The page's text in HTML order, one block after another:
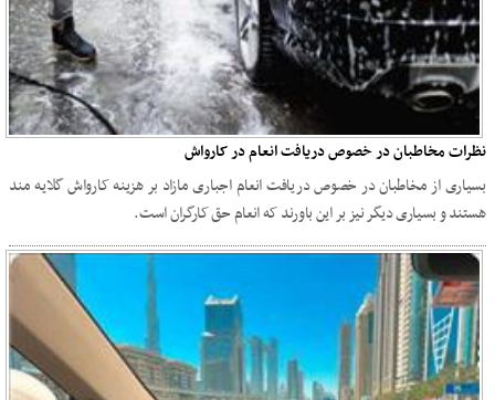
نظرات مخاطبان در خصوص دریافت انعام در کارواش
بسیاری از مخاطبان در خصوص دریافت انعام اجباری مازاد بر هزینه کارواش گلایه مند
هستند و بسیاری دیگر نیز بر این باورند که انعام حق کارگران است.